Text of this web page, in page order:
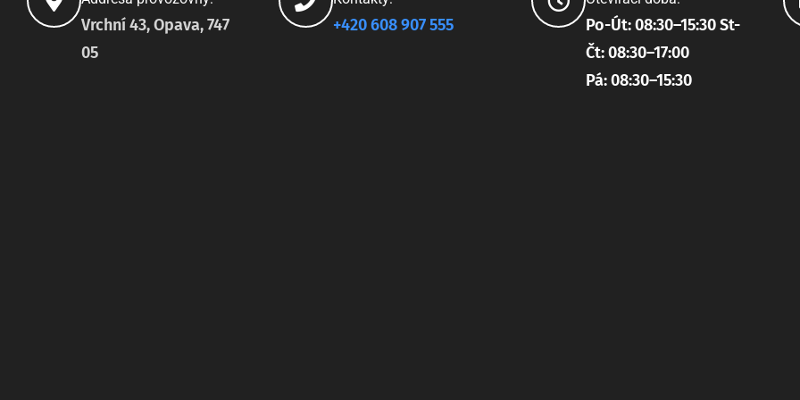
Vrchní 43, Opava, 747
05
+420 608 907 555
Po-Út: 08:30–15:30 St-
Čt: 08:30–17:00
Pá: 08:30–15:30